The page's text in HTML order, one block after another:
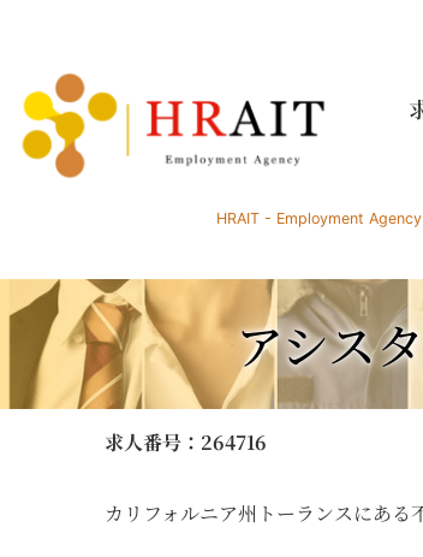
HRAIT - Employment Agency
アシス
求人番号 ：264716
カリフォルニア州トーランスにある